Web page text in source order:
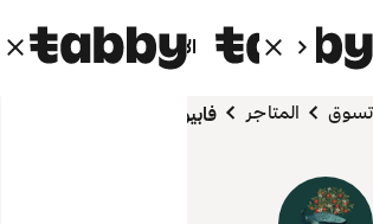
الأفراد الشركاء
تسوق المتاجر فابيولس